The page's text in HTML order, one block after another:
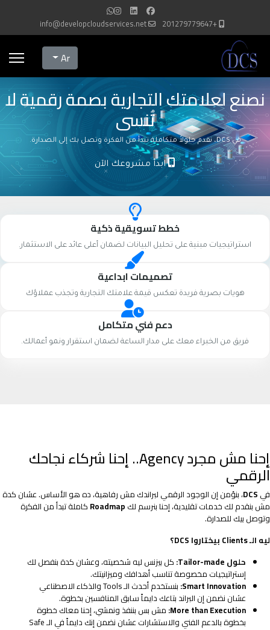
+201279779647
info@developcloudservices.net
Select your language
Ar
نصنع لعلامتك التجارية بصمة رقمية لا
تُنسى
في DCS، نقدم حلولاً متكاملة تبدأ من الفكرة وتصل بك إلى الصدارة.
ابدأ مشروعك الآن
خطط تسويقية ذكية
استراتيجيات مبنية على تحليل البيانات لضمان أعلى عائد على الاستثمار.
تصميمات ابداعية
هويات بصرية فريدة تعكس قيمة علامتك التجارية وتجذب عملاؤك
دعم فني متكامل
فريق من الخبراء معك على مدار الساعة لضمان استقرار ونمو أعمالك.
إحنا مش مجرد Agency.. إحنا شركاء نجاحك
الرقمي
في DCS، بنؤمن إن الوجود الرقمي لبراندك مش رفاهية، ده هو الأساس. عشان كدة
مش بنقدم لك خدمات تقليدية، إحنا بنرسم لك Roadmap كاملة تبدأ من الفكرة
وتوصل بيك للصدارة.
ليه الـ Clients بيختاروا DCS؟
حلول Tailor-made:
كل بيزنس ليه شخصيته، وعشان كدة بنفصل لك
إستراتيجيات مخصوصة تناسب أهدافك وميزانيتك.
Smart Innovation:
بنستخدم أحدث الـ Tools والذكاء الاصطناعي
عشان نضمن إن البراند بتاعك دايماً سابق المنافسين بخطوة.
More than Execution: مش بس بننفذ ونمشي، إحنا معاك خطوة
بخطوة بالدعم الفني والاستشارات عشان نضمن إنك دايماً في الـ Safe